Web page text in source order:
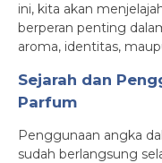
ini, kita akan
berperan penting
aroma, identitas,
Sejarah dan
Parfum
Penggunaan angka
sudah berlangsung